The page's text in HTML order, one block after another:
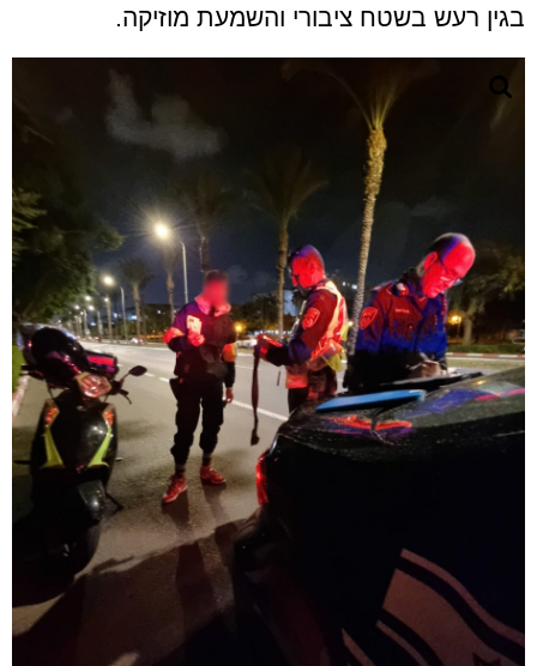
בגין רעש בשטח ציבורי והשמעת מוזיקה.